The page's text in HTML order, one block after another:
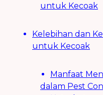
untuk Kecoak
Kelebihan dan
untuk Kecoak
Manfaat
dalam Pest